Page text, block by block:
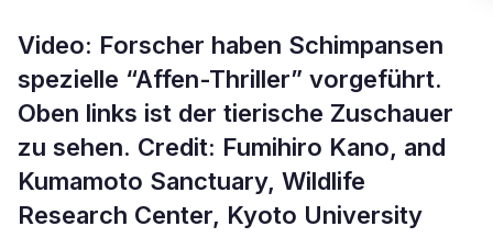
Sehen Schimpansen Filme ähnlich
wie wir?
Video: Forscher haben Schimpansen
spezielle “Affen-Thriller” vorgeführt.
Oben links ist der tierische Zuschauer
zu sehen. Credit: Fumihiro Kano, and
Kumamoto Sanctuary, Wildlife
Research Center, Kyoto University